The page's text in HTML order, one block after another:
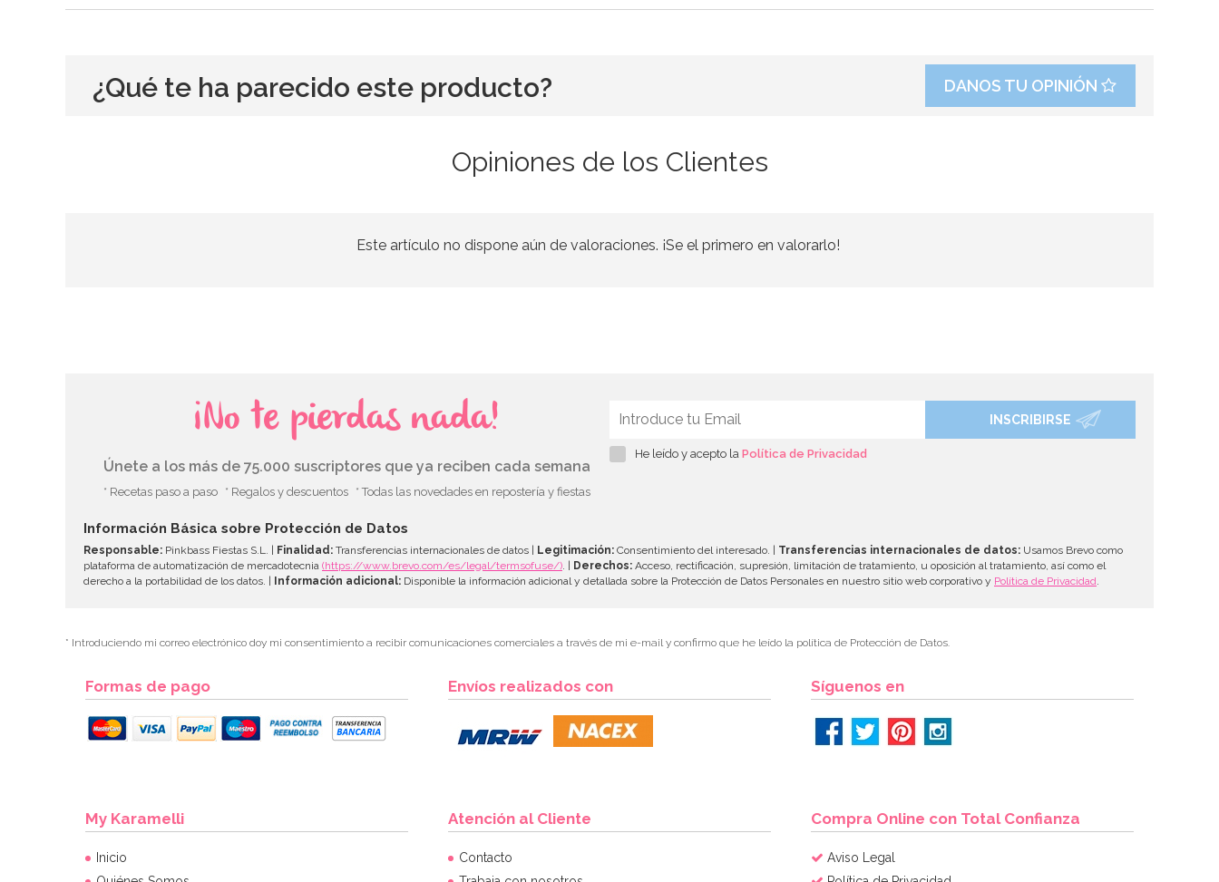
¿Qué te ha parecido este producto? DANOS TU OPINIÓN
Opiniones de los Clientes
Este artículo no dispone aún de valoraciones. ¡Se el primero en valorarlo!
¡No te pierdas nada!
Únete a los más de 75.000 suscriptores que ya reciben cada semana
* Recetas paso a paso * Regalos y descuentos * Todas las novedades en repostería y fiestas
INSCRIBIRSE
He leído y acepto la Política de Privacidad
Información Básica sobre Protección de Datos
Responsable: Pinkbass Fiestas S.L. | Finalidad: Transferencias internacionales de datos | Legitimación: Consentimiento del interesado. | Transferencias internacionales de datos: Usamos Brevo como
plataforma de automatización de mercadotecnia (https://www.brevo.com/es/legal/termsofuse/) . | Derechos: Acceso, rectificación, supresión, limitación de tratamiento, u oposición al tratamiento, así como el
derecho a la portabilidad de los datos. | Información adicional: Disponible la información adicional y detallada sobre la Protección de Datos Personales en nuestro sitio web corporativo y Política de Privacidad
* Introduciendo mi correo electrónico doy mi consentimiento a recibir comunicaciones comerciales a través de mi e-mail y confirmo que he leído la política de Protección de Datos.
Formas de pago Envíos realizados con Síguenos en
My Karamelli
Inicio
Atención al Cliente
Contacto
Compra Online con Total Confianza
Aviso Legal